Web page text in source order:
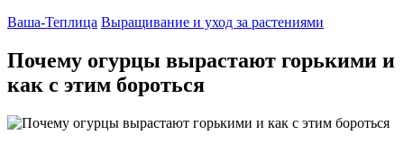
Ваша-Теплица Выращивание и уход за растениями
Почему огурцы вырастают горькими и
как с этим бороться